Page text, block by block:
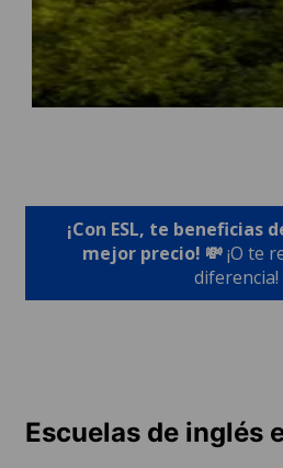
¡Con ESL, te beneficias
mejor precio! 💸¡O te
diferencia!
Escuelas de inglés